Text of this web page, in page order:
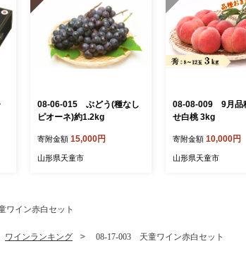
08-06-015 ぶどう(種なし
ピオーネ)約1.2kg
寄附金額 15,000円
山形県天童市
08-08-009 9月品
せ白桃 3kg
寄附金額 10,000円
山形県天童市
ワイン赤白セット
ワインランキング 08-17-003 天童ワイン赤白セット